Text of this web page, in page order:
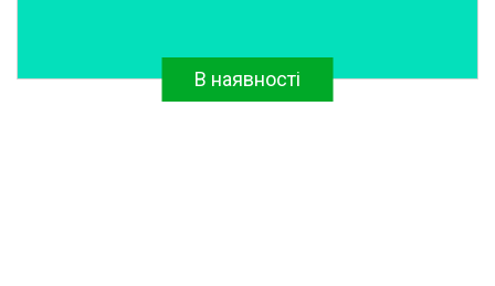
В наявності